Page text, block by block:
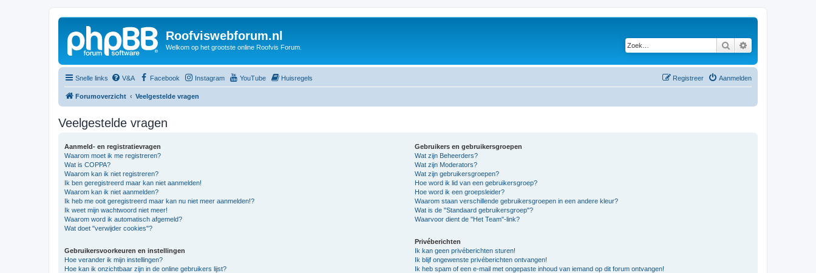
Roofviswebforum.nl
Welkom op het grootste online Roofvis Forum. Zoek
Snelle links V&A Facebook Instagram YouTube Huisregels Aanmelden
Registreer
Forumoverzicht Veelgestelde vragen
Veelgestelde vragen
Aanmeld- en registratievragen
Waarom moet ik me registreren?
Wat is COPPA?
Waarom kan ik niet registreren?
Ik ben geregistreerd maar kan niet aanmelden!
Waarom kan ik niet aanmelden?
Ik heb me ooit geregistreerd maar kan nu niet meer aanmelden!?
Ik weet mijn wachtwoord niet meer!
Waarom word ik automatisch afgemeld?
Wat doet "verwijder cookies"?
Gebruikersvoorkeuren en instellingen
Hoe verander ik mijn instellingen?
Hoe kan ik onzichtbaar zijn in de online gebruikers lijst?
Gebruikers en gebruikersgroepen
Wat zijn Beheerders?
Wat zijn Moderators?
Wat zijn gebruikersgroepen?
Hoe word ik lid van een gebruikersgroep?
Hoe word ik een groepsleider?
Waarom staan verschillende gebruikersgroepen in een andere kleur?
Wat is de "Standaard gebruikersgroep"?
Waarvoor dient de "Het Team"-link?
Privéberichten
Ik kan geen privéberichten sturen!
Ik blijf ongewenste privéberichten ontvangen!
Ik heb spam of een e-mail met ongepaste inhoud van iemand op dit forum ontvangen!